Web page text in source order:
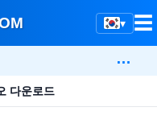
▾ ☰
…
다운로드